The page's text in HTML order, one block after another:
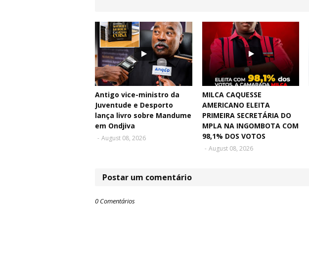
Antigo vice-ministro da
Juventude e Desporto
lança livro sobre Mandume
em Ondjiva
- August 08, 2026
MILCA CAQUESSE
AMERICANO ELEITA
PRIMEIRA SECRETÁRIA DO
MPLA NA INGOMBOTA COM
98,1% DOS VOTOS
- August 08, 2026
Postar um comentário
0 Comentários